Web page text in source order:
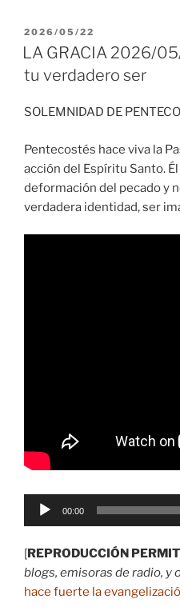
PUBLICADO
EL
2026/05/22
LA GRACIA 2026/
tu verdadero ser
SOLEMNIDAD DE
Pentecostés hace viva la
acción del Espíritu Santo.
deformación del pecado y
verdadera identidad, ser
Reproductor
00:00
[REPRODUCCIÓN
blogs, emisoras de radio, y
hace fuerte la